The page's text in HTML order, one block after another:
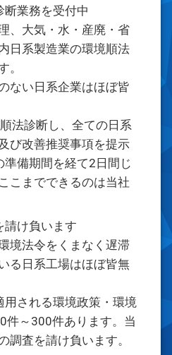
業務を受付中
、大気・水・産廃・省
日系製造業の環境順法
。
ない日系企業はほぼ皆
法診断し、全ての日系
び改善推奨事項を提示
準備期間を経て2日間じ
こまでできるのは当社
請け負います
境法令をくまなく遅滞
る日系工場はほぼ皆無
される環境政策・環境
件～300件あります。当
調査を請け負います。